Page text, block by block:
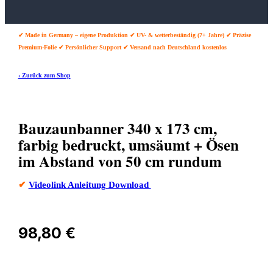
✔ Made in Germany – eigene Produktion ✔ UV- & wetterbeständig (7+ Jahre) ✔ Präzise
Premium-Folie ✔ Persönlicher Support ✔ Versand nach Deutschland kostenlos
‹ Zurück zum Shop
Bauzaunbanner 340 x 173 cm,
farbig bedruckt, umsäumt + Ösen
im Abstand von 50 cm rundum
✔ Videolink Anleitung Download
98,80 €